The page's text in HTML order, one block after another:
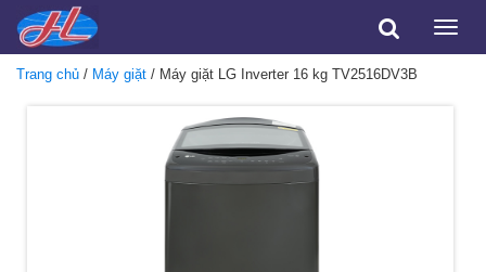
Toggle
Trang chủ / Máy giặt / Máy giặt LG Inverter 16 kg TV2516DV3B